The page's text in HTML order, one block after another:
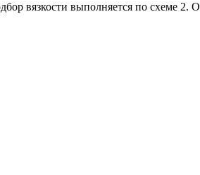
вязкости выполняется по схеме 2.